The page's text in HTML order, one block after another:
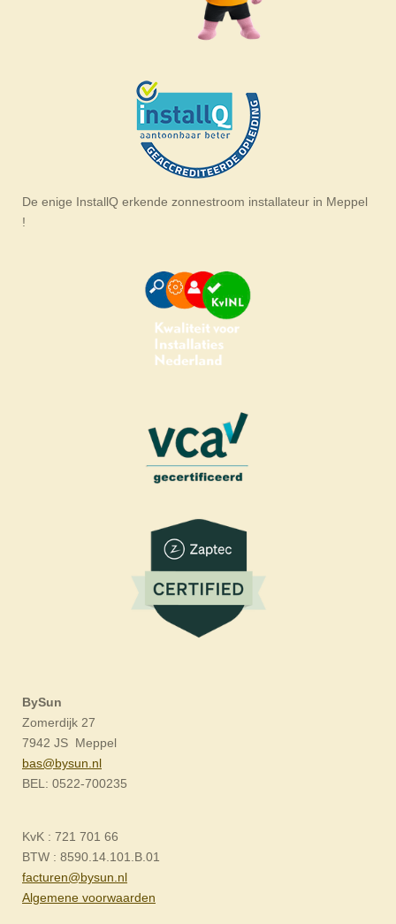
De enige InstallQ erkende zonnestroom installateur in Meppel
!
BySun
Zomerdijk 27
7942 JS Meppel
bas@bysun.nl
BEL: 0522-700235
KvK : 721 701 66
BTW : 8590.14.101.B.01
facturen@bysun.nl
Algemene voorwaarden